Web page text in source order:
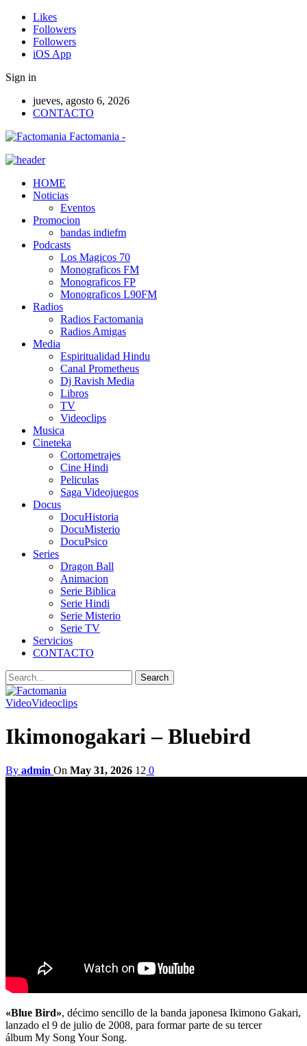
Likes
Followers
Followers
iOS App
Sign in
jueves, agosto 6, 2026
CONTACTO
Factomania -
HOME
Noticias
Eventos
Promocion
bandas indiefm
Podcasts
Los Magicos 70
Monograficos FM
Monograficos FP
Monograficos L90FM
Radios
Radios Factomania
Radios Amigas
Media
Espiritualidad Hindu
Canal Prometheus
Dj Ravish Media
Libros
TV
Videoclips
Musica
Cineteka
Cortometrajes
Cine Hindi
Peliculas
Saga Videojuegos
Docus
DocuHistoria
DocuMisterio
DocuPsico
Series
Dragon Ball
Animacion
Serie Biblica
Serie Hindi
Serie Misterio
Serie TV
Servicios
CONTACTO
VideoVideoclips
Ikimonogakari – Bluebird
By admin On May 31, 2026 12 0
«Blue Bird», décimo sencillo de la banda japonesa Ikimono Gakari,
lanzado el 9 de julio de 2008, para formar parte de su tercer
álbum My Song Your Song.